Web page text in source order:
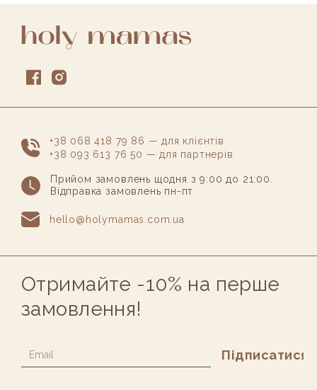
+38 068 418 79 86 — для клієнтів
+38 093 613 76 50 — для партнерів
Прийом замовлень щодня з 9:00 до 21:00.
Відправка замовлень пн-пт
hello@holymamas.com.ua
Отримайте -10% на перше
замовлення!